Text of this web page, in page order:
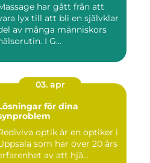
har gått från att
lyx till att bli en självklar
av många människors
I G...
03. apr
för dina
optik är en optiker i
som har över 20 års
av att hjä...